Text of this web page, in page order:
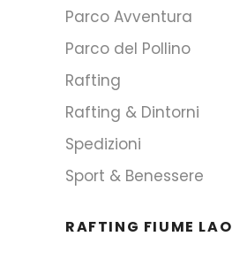
Parco Avventura
Parco del Pollino
Rafting
Rafting & Dintorni
Spedizioni
Sport & Benessere
RAFTING FIUME LAO